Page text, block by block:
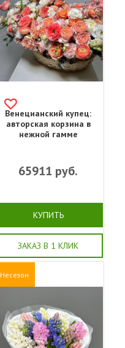
Венецианский купец:
авторская корзина в
нежной гамме
65911 руб.
КУПИТЬ
ЗАКАЗ В 1 КЛИК
Несезон